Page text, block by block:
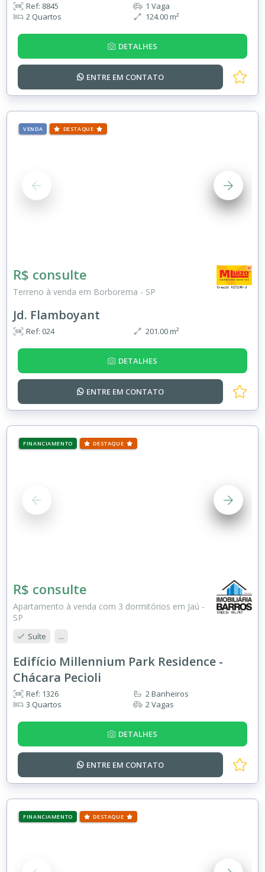
Ref: 8845
2 Quartos
1 Vaga
124.00 m²
DETALHES
ENTRE EM CONTATO
VENDA DESTAQUE
R$ consulte
Terreno à venda em Borborema - SP
Jd. Flamboyant
Ref: 024 201.00 m²
DETALHES
ENTRE EM CONTATO
FINANCIAMENTO DESTAQUE
R$ consulte
Apartamento à venda com 3 dormitórios em Jaú -
SP
Suíte ...
Edifício Millennium Park Residence -
Chácara Pecioli
Ref: 1326
3 Quartos
2 Banheiros
2 Vagas
DETALHES
ENTRE EM CONTATO
FINANCIAMENTO DESTAQUE